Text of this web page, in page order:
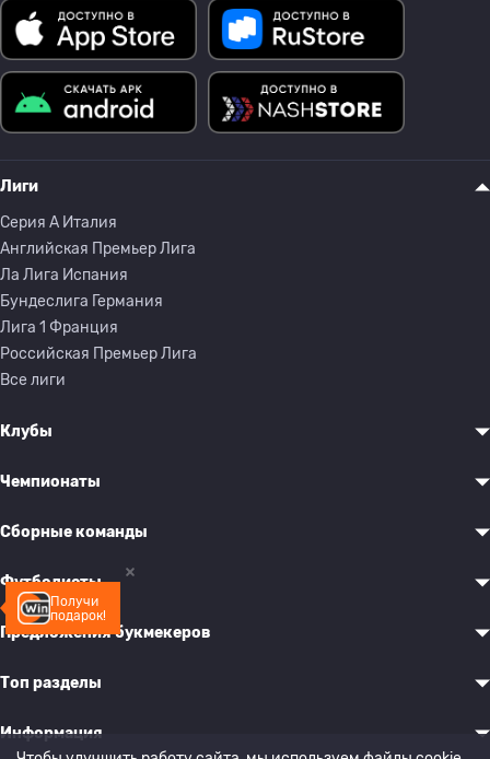
Получи
подарок!
Лиги
Серия A Италия
Английская Премьер Лига
Ла Лига Испания
Бундеслига Германия
Лига 1 Франция
Российская Премьер Лига
Все лиги
Клубы
Чемпионаты
Сборные команды
Футболисты
Предложения букмекеров
Топ разделы
Информация